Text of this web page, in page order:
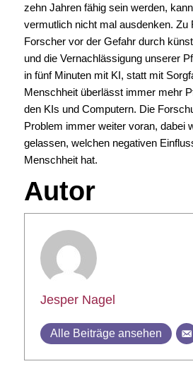
zehn Jahren fähig sein werden,
vermutlich nicht mal ausdenken. Zu
Forscher vor der Gefahr durch
und die Vernachlässigung unserer
in fünf Minuten mit KI, statt mit
Menschheit überlässt immer mehr
den KIs und Computern. Die
Problem immer weiter voran, dabei
gelassen, welchen negativen
Menschheit hat.
Autor
Jesper Nagel
Alle Beiträge ansehen